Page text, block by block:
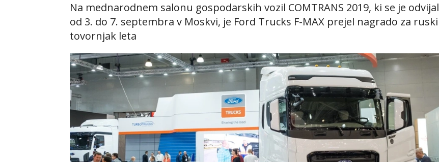
Na mednarodnem salonu gospodarskih vozil COMTRANS 2019, ki se je odvijal
od 3. do 7. septembra v Moskvi, je Ford Trucks F-MAX prejel nagrado za ruski
tovornjak leta